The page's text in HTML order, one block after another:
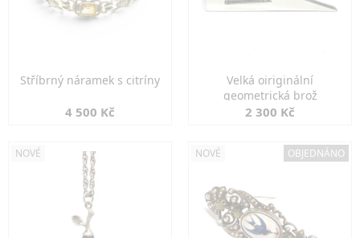
Stříbrný náramek s citríny
4 500 Kč
Velká oiriginální
geometrická brož
2 300 Kč
NOVÉ NOVÉ OBJEDNÁNO